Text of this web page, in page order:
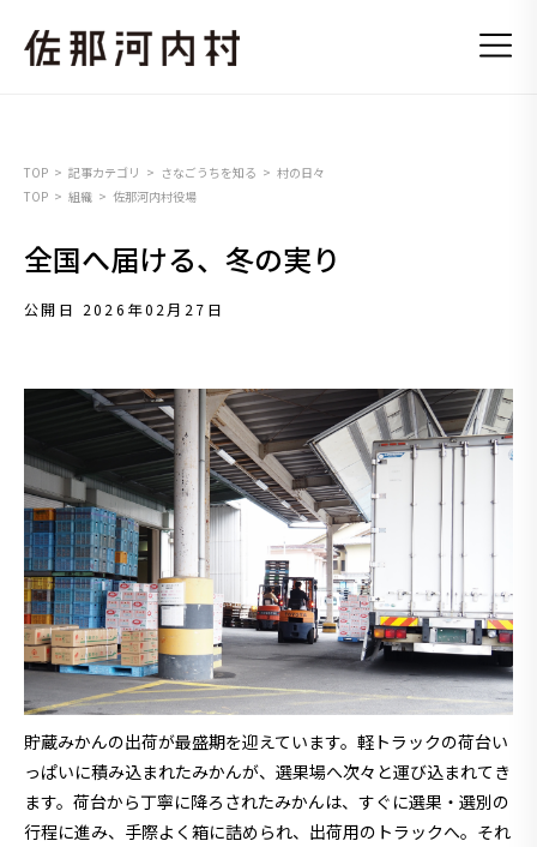
TOP 記事カテゴリ さなごうちを知る
村の日々
TOP
組織 佐那河内村役場
全国へ届ける、冬の実り
公開日 2026年02月27日
貯蔵みかんの出荷が最盛期を迎えています。軽トラックの荷台い
っぱいに積み込まれたみかんが、選果場へ次々と運び込まれてき
ます。荷台から丁寧に降ろされたみかんは、すぐに選果・選別の
行程に進み、手際よく箱に詰められ、出荷用のトラックへ。それ